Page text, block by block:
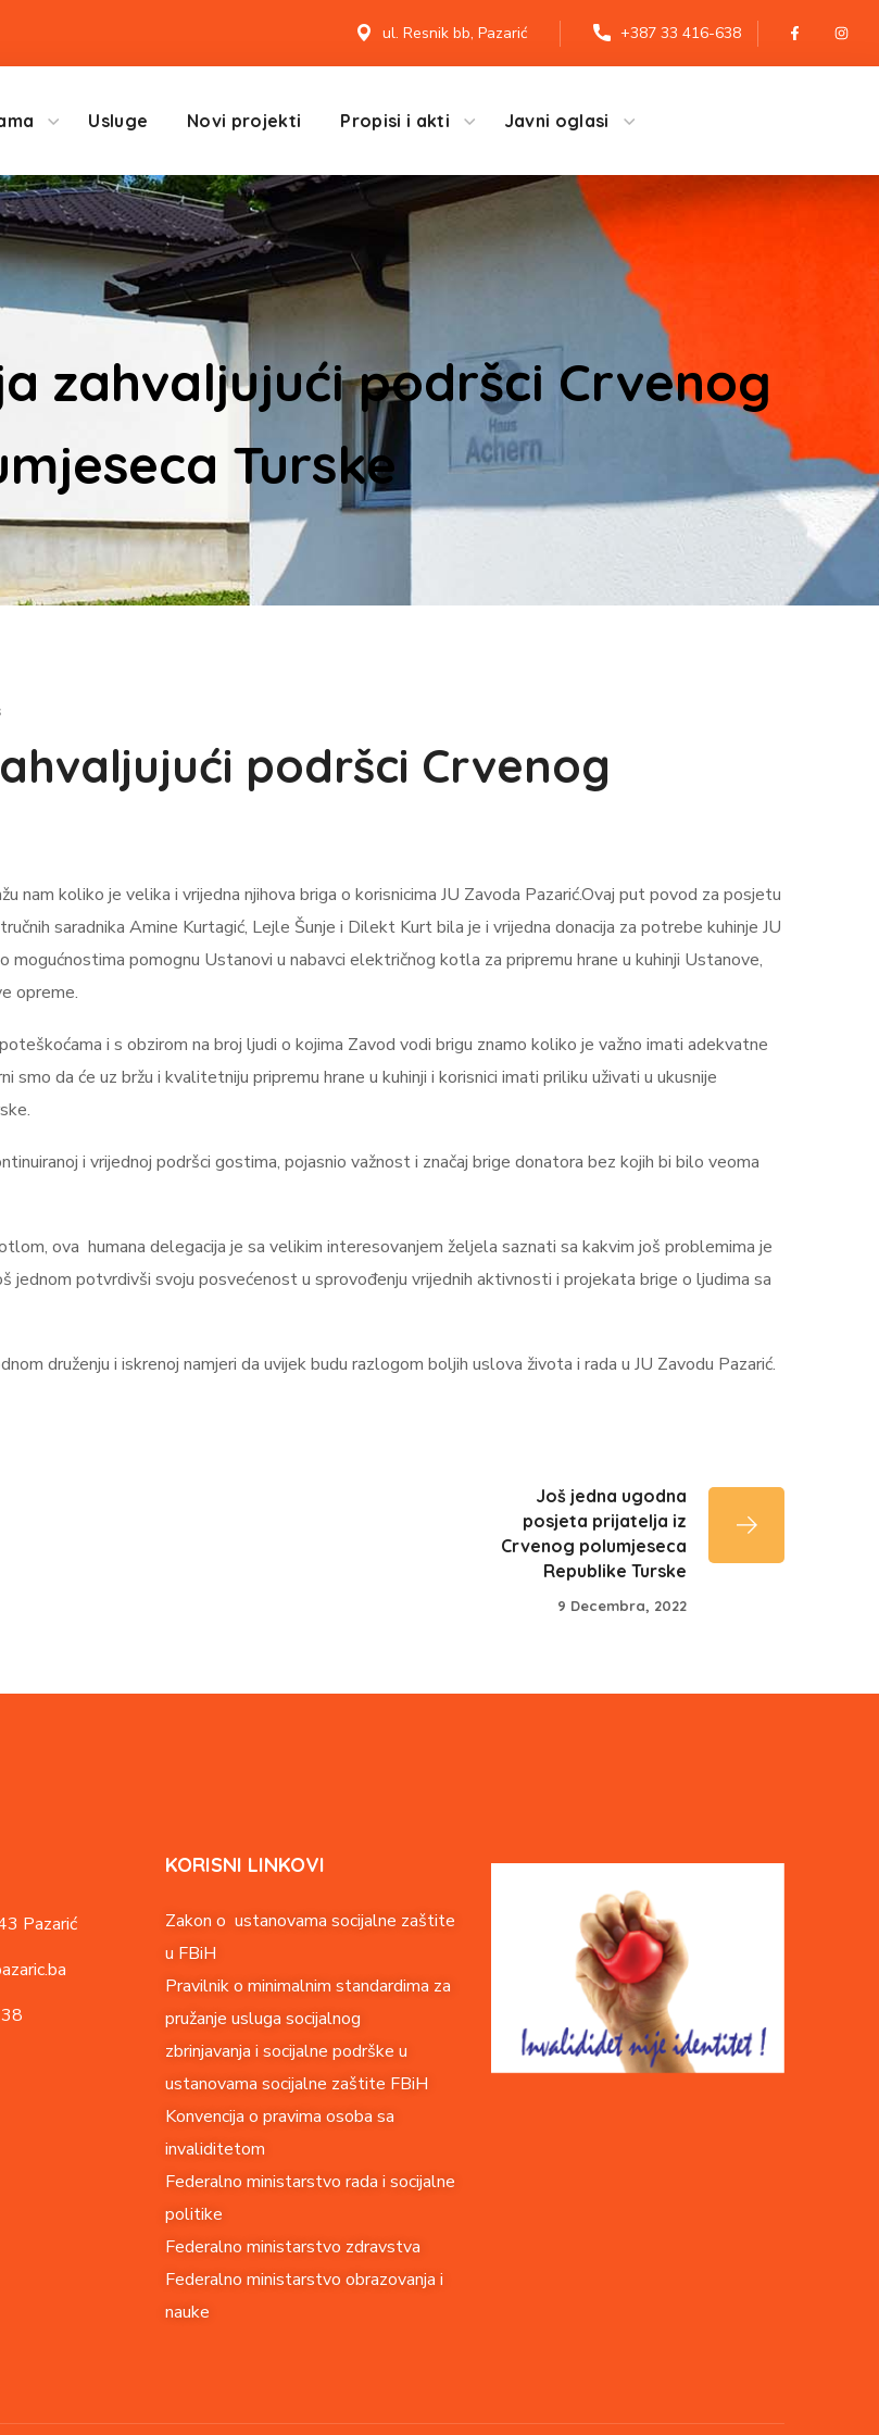
ul. Resnik bb, Pazarić +387 33 416-638
Usluge Novi projekti Propisi i akti Javni oglasi
zahvaljujući podršci Crvenog
Turske
podršci Crvenog
koliko je velika i vrijedna njihova briga o korisnicima JU Zavoda Pazarić.Ovaj put povod za posjetu
saradnika Amine Kurtagić, Lejle Šunje i Dilekt Kurt bila je i vrijedna donacija za potrebe kuhinje JU
mogućnostima pomognu Ustanovi u nabavci električnog kotla za pripremu hrane u kuhinji Ustanove,
opreme.
i s obzirom na broj ljudi o kojima Zavod vodi brigu znamo koliko je važno imati adekvatne
da će uz bržu i kvalitetniju pripremu hrane u kuhinji i korisnici imati priliku uživati u ukusnije
i vrijednoj podršci gostima, pojasnio važnost i značaj brige donatora bez kojih bi bilo veoma
ova humana delegacija je sa velikim interesovanjem željela saznati sa kakvim još problemima je
jednom potvrdivši svoju posvećenost u sprovođenju vrijednih aktivnosti i projekata brige o ljudima sa
druženju i iskrenoj namjeri da uvijek budu razlogom boljih uslova života i rada u JU Zavodu Pazarić.
Još jedna ugodna
posjeta prijatelja iz
Crvenog polumjeseca
Republike Turske
9 Decembra, 2022
Pazarić
KORISNI LINKOVI
Zakon o ustanovama socijalne zaštite
u FBiH
Pravilnik o minimalnim standardima za
pružanje usluga socijalnog
zbrinjavanja i socijalne podrške u
ustanovama socijalne zaštite FBiH
Konvencija o pravima osoba sa
invaliditetom
Federalno ministarstvo rada i socijalne
politike
Federalno ministarstvo zdravstva
Federalno ministarstvo obrazovanja i
nauke